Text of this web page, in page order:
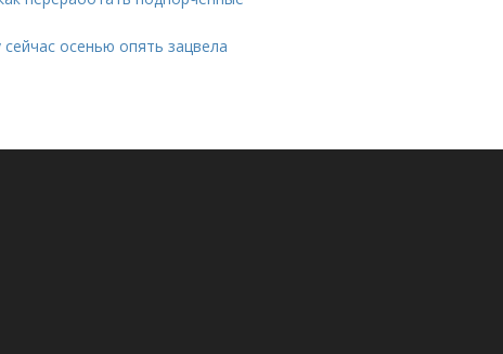
осенью опять зацвела